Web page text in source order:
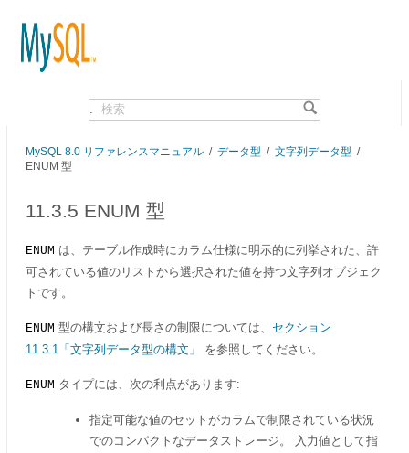
MySQL 8.0 リファレンスマニュアル / データ型 / 文字列データ型 /
ENUM 型
11.3.5 ENUM 型
ENUM は、テーブル作成時にカラム仕様に明示的に列挙された、許
可されている値のリストから選択された値を持つ文字列オブジェク
トです。
ENUM 型の構文および長さの制限については、 セクション
11.3.1「文字列データ型の構文」
を参照してください。
ENUM タイプには、次の利点があります:
指定可能な値のセットがカラムで制限されている状況
でのコンパクトなデータストレージ。 入力値として指